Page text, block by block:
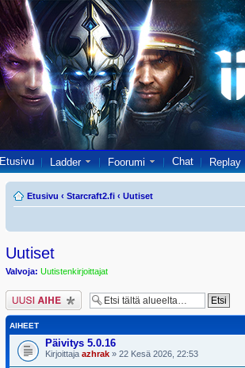
Etusivu Ladder Foorumi Chat Replay
Etusivu ‹ Starcraft2.fi ‹ Uutiset
Uutiset
Valvoja: Uutistenkirjoittajat
Lähetä uusi viesti
AIHEET
Päivitys 5.0.16
Kirjoittaja azhrak » 22 Kesä 2026, 22:53